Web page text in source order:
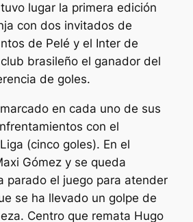
lugar la primera edición
con dos invitados de
de Pelé y el Inter de
brasileño el ganador del
de goles.
en cada uno de sus
con el
(cinco goles). En el
Gómez y se queda
parado el juego para atender
se ha llevado un golpe de
Centro que remata Hugo